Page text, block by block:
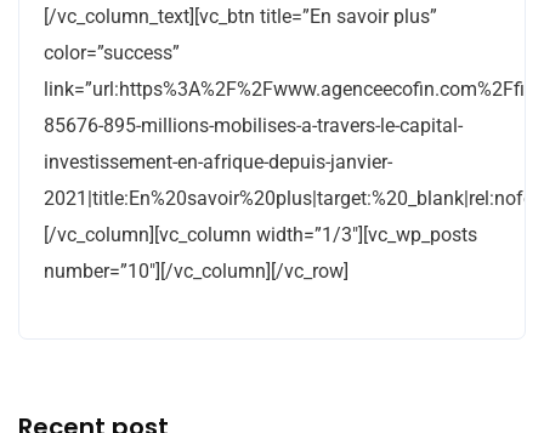
[/vc_column_text][vc_btn title=”En savoir plus”
color=”success”
85676-895-millions-mobilises-a-travers-le-capital-
investissement-en-afrique-depuis-janvier-
[/vc_column][vc_column width=”1/3″][vc_wp_posts
number=”10″][/vc_column][/vc_row]